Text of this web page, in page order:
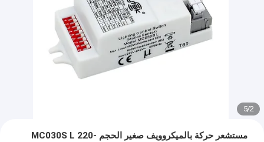
2
/
5
مستشعر حركة بالميكروويف صغير الحجم MC030S L 220-